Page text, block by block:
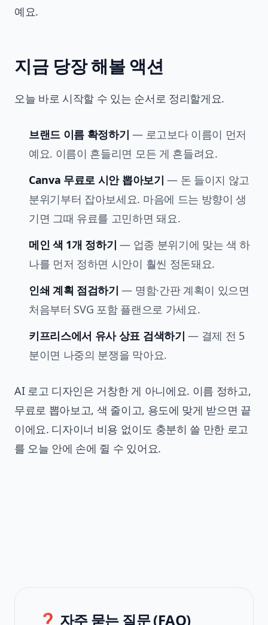
예요.
지금 당장 해볼 액션
오늘 바로 시작할 수 있는 순서로 정리할게요.
브랜드 이름 확정하기 — 로고보다 이름이 먼저
예요. 이름이 흔들리면 모든 게 흔들려요.
Canva 무료로 시안 뽑아보기 — 돈 들이지 않고
분위기부터 잡아보세요. 마음에 드는 방향이 생
기면 그때 유료를 고민하면 돼요.
메인 색 1개 정하기 — 업종 분위기에 맞는 색 하
나를 먼저 정하면 시안이 훨씬 정돈돼요.
인쇄 계획 점검하기 — 명함·간판 계획이 있으면
처음부터 SVG 포함 플랜으로 가세요.
키프리스에서 유사 상표 검색하기 — 결제 전 5
분이면 나중의 분쟁을 막아요.
AI 로고 디자인은 거창한 게 아니에요. 이름 정하고,
무료로 뽑아보고, 색 줄이고, 용도에 맞게 받으면 끝
이에요. 디자이너 비용 없이도 충분히 쓸 만한 로고
를 오늘 안에 손에 쥘 수 있어요.
❓ 자주 묻는 질문 (FAQ)